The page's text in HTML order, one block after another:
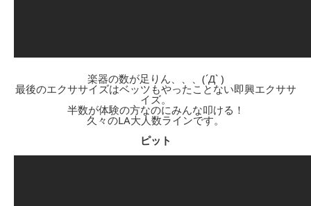
楽器の数が足りん、、、(´Д` )
最後のエクササイズはベッツもやったことない即興エクササ
イズ。
半数が体験の方なのにみんな叩ける！
久々のLA大人数ラインです。
ピット